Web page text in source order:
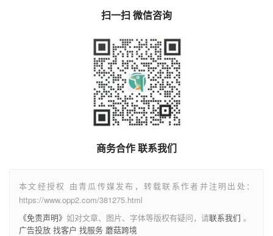
扫一扫 微信咨询
商务合作 联系我们
本文经授权 由青瓜传媒发布，转载联系作者并注明出处：
https://www.opp2.com/381275.html
《免责声明》 如对文章、图片、字体等版权有疑问，请联系我们 。
广告投放 找客户 找服务 蘑菇跨境